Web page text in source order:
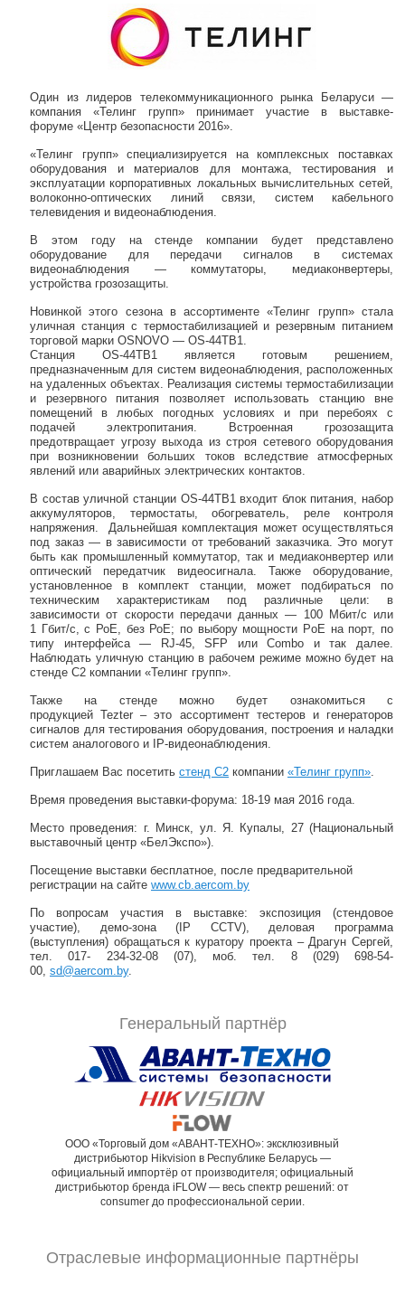
Один из лидеров телекоммуникационного рынка Беларуси —
компания «Телинг групп» принимает участие в выставке-
форуме «Центр безопасности 2016».
«Телинг групп» специализируется на комплексных поставках
оборудования и материалов для монтажа, тестирования и
эксплуатации корпоративных локальных вычислительных сетей,
волоконно-оптических линий связи, систем кабельного
телевидения и видеонаблюдения.
В этом году на стенде компании будет представлено
оборудование для передачи сигналов в системах
видеонаблюдения — коммутаторы, медиаконвертеры,
устройства грозозащиты.
Новинкой этого сезона в ассортименте «Телинг групп» стала
уличная станция с термостабилизацией и резервным питанием
торговой марки OSNOVO — OS-44TB1.
Станция OS-44TB1 является готовым решением,
предназначенным для систем видеонаблюдения, расположенных
на удаленных объектах. Реализация системы термостабилизации
и резервного питания позволяет использовать станцию вне
помещений в любых погодных условиях и при перебоях с
подачей электропитания. Встроенная грозозащита
предотвращает угрозу выхода из строя сетевого оборудования
при возникновении больших токов вследствие атмосферных
явлений или аварийных электрических контактов.
В состав уличной станции OS-44TB1 входит блок питания, набор
аккумуляторов, термостаты, обогреватель, реле контроля
напряжения. Дальнейшая комплектация может осуществляться
под заказ — в зависимости от требований заказчика. Это могут
быть как промышленный коммутатор, так и медиаконвертер или
оптический передатчик видеосигнала. Также оборудование,
установленное в комплект станции, может подбираться по
техническим характеристикам под различные цели: в
зависимости от скорости передачи данных — 100 Мбит/с или
1 Гбит/с, с РоЕ, без РоЕ; по выбору мощности PoE на порт, по
типу интерфейса — RJ-45, SFP или Combo и так далее.
Наблюдать уличную станцию в рабочем режиме можно будет на
стенде С2 компании «Телинг групп».
Также на стенде можно будет ознакомиться с
продукцией Tezter – это ассортимент тестеров и генераторов
сигналов для тестирования оборудования, построения и наладки
систем аналогового и IP-видеонаблюдения.
Приглашаем Вас посетить стенд С2 компании «Телинг групп»
Время проведения выставки-форума: 18-19 мая 2016 года.
Место проведения: г. Минск, ул. Я. Купалы, 27 (Национальный
выставочный центр «БелЭкспо»).
Посещение выставки бесплатное, после предварительной
регистрации на сайте www.cb.aercom.by
По вопросам участия в выставке: экспозиция (стендовое
участие), демо-зона (IP CCTV), деловая программа
(выступления) обращаться к куратору проекта – Драгун Сергей,
тел. 017- 234-32-08 (07), моб. тел. 8 (029) 698-54-
00, sd@aercom.by.
Генеральный партнёр
ООО «Торговый дом «АВАНТ-ТЕХНО»: эксклюзивный
дистрибьютор Hikvision в Республике Беларусь —
официальный импортёр от производителя; официальный
дистрибьютор бренда iFLOW — весь спектр решений: от
consumer до профессиональной серии.
Отраслевые информационные партнёры